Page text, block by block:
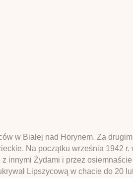
w Białej nad Horynem. Za
Na początku września 1942 r.
innymi Żydami i przez
Lipszycową w chacie do 20